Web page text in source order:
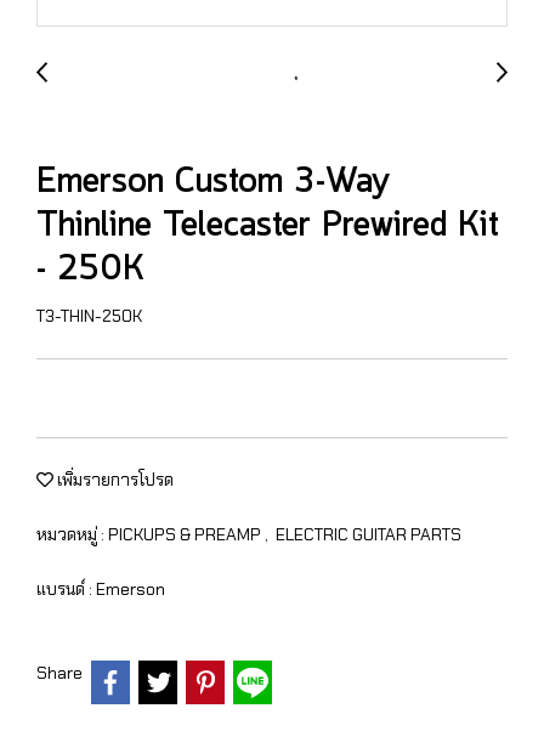
Emerson Custom 3-Way
Thinline Telecaster Prewired Kit
- 250K
T3-THIN-250K
เพิ่มรายการโปรด
หมวดหมู่ : PICKUPS & PREAMP , ELECTRIC GUITAR PARTS
แบรนด์ : Emerson
Share